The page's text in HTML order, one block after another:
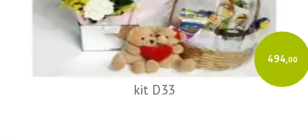
494,00
kit D33